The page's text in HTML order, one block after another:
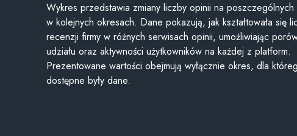
Wykres przedstawia zmiany liczby opinii na poszczególnych
w kolejnych okresach. Dane pokazują, jak kształtowała się
recenzji firmy w różnych serwisach opinii, umożliwiając
udziału oraz aktywności użytkowników na każdej z platform.
Prezentowane wartości obejmują wyłącznie okres, dla
dostępne były dane.